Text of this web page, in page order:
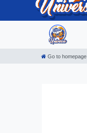
Go to homepage